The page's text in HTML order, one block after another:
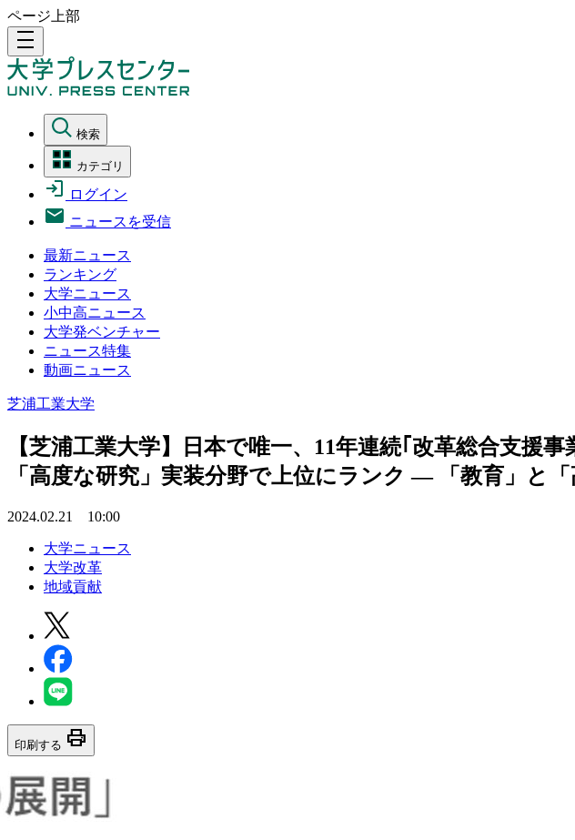
ページ上部
density_medium
検索
カテゴリ
ログイン
ニュースを受信
最新ニュース
ランキング
大学ニュース
小中高ニュース
大学発ベンチャー
ニュース特集
動画ニュース
芝浦工業大学
【芝浦工業大学】日本で唯一、11年連続｢改革総合支援
「高度な研究」実装分野で上位にランク — 「教育」と
2024.02.21 10:00
大学ニュース
大学改革
地域貢献
印刷する print